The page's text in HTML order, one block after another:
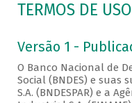
TERMOS DE USO
Versão 1 -
O Banco Nacional de
Social (BNDES) e suas
S.A. (BNDESPAR) e a